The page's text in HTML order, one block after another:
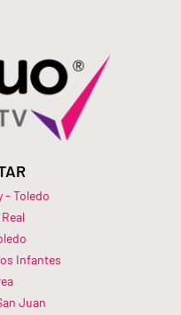
- Toledo
Infantes
Juan